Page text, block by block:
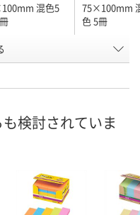
混色5
75×100mm
色 5冊
日（月）
カゴへ カ
検討されていま